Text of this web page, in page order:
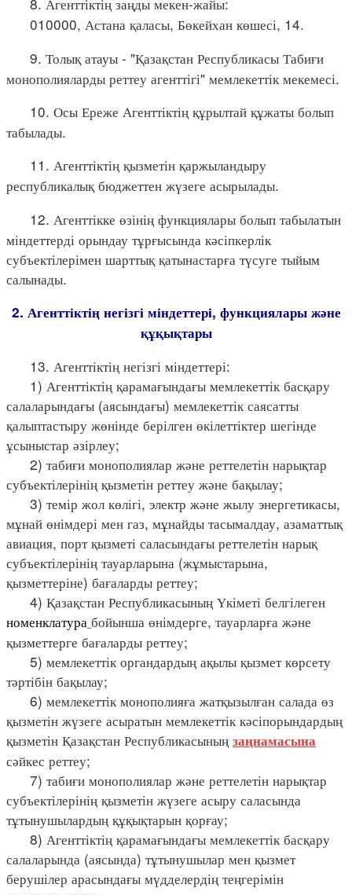
010000, Астана қаласы, Бөкейхан көшесі, 14.
9. Толық атауы - "Қазақстан Республикасы Табиғи
монополияларды реттеу агенттігі" мемлекеттік мекемесі.
10. Осы Ереже Агенттіктің құрылтай құжаты болып
табылады.
11. Агенттіктің қызметін қаржыландыру
республикалық бюджеттен жүзеге асырылады.
12. Агенттікке өзінің функциялары болып табылатын
міндеттерді орындау тұрғысында кәсіпкерлік
субъектілерімен шарттық қатынастарға түсуге тыйым
салынады.
2. Агенттіктің негізгі міндеттері, функциялары және
құқықтары
13. Агенттіктің негізгі міндеттері:
1) Агенттіктің қарамағындағы мемлекеттік басқару
салаларындағы (аясындағы) мемлекеттік саясатты
қалыптастыру жөнінде берілген өкілеттіктер шегінде
ұсыныстар әзірлеу;
2) табиғи монополиялар және реттелетін нарықтар
субъектілерінің қызметін реттеу және бақылау;
3) темір жол көлігі, электр және жылу энергетикасы,
мұнай өнімдері мен газ, мұнайды тасымалдау, азаматтық
авиация, порт қызметі саласындағы реттелетін нарық
субъектілерінің тауарларына (жұмыстарына,
қызметтеріне) бағаларды реттеу;
4) Қазақстан Республикасының Үкіметі белгілеген
номенклатура бойынша өнімдерге, тауарларға және
қызметтерге бағаларды реттеу;
5) мемлекеттік органдардың ақылы қызмет көрсету
тәртібін бақылау;
6) мемлекеттік монополияға жатқызылған салада өз
қызметін жүзеге асыратын мемлекеттік кәсіпорындардың
қызметін Қазақстан Республикасының заңнамасына
сәйкес реттеу;
7) табиғи монополиялар және реттелетін нарықтар
субъектілерінің қызметін жүзеге асыру саласында
тұтынушылардың құқықтарын қорғау;
8) Агенттіктің қарамағындағы мемлекеттік басқару
салаларында (аясында) тұтынушылар мен қызмет
берушілер арасындағы мүдделердің теңгерімін